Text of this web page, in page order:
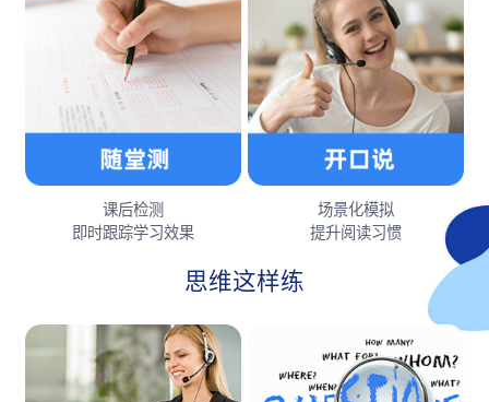
课后检测
即时跟踪学习效果
场景化模拟
提升阅读习惯
思维这样练